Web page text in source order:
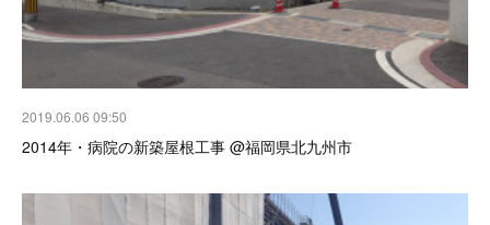
2019.06.06 09:50
2014年・病院の新築屋根工事 @福岡県北九州市